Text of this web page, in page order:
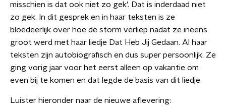
misschien is dat ook niet zo gek’. Dat is inderdaad niet
zo gek. In dit gesprek en in haar teksten is ze
bloedeerlijk over hoe de storm verliep nadat ze ineens
groot werd met haar liedje Dat Heb Jij Gedaan. Al haar
teksten zijn autobiografisch en dus super persoonlijk. Ze
ging vorig jaar voor het eerst alleen op vakantie om
even bij te komen en dat legde de basis van dit liedje.
Luister hieronder naar de nieuwe aflevering: